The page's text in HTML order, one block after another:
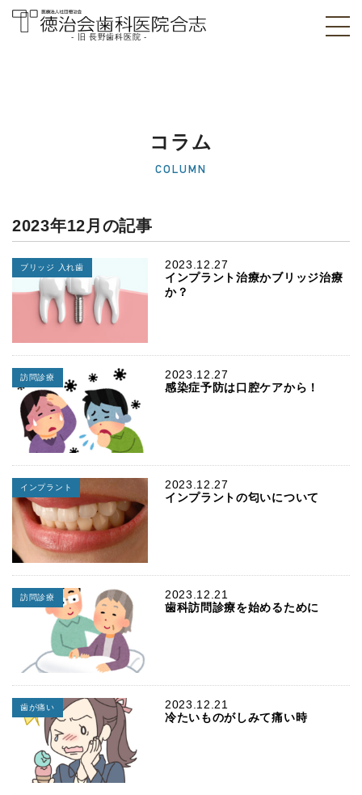
医院]｜熊本県合志
- 旧 長野歯科医院 -
コラム
COLUMN
2023年12月の記事
2023.12.27
ブリッジ 入れ歯
インプラント治療かブリッジ治療
か？
2023.12.27
訪問診療
感染症予防は口腔ケアから！
2023.12.27
インプラント
インプラントの匂いについて
2023.12.21
訪問診療
歯科訪問診療を始めるために
2023.12.21
歯が痛い
冷たいものがしみて痛い時